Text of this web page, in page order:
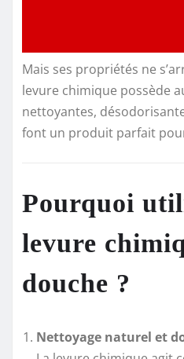
Mais ses propriétés ne
levure chimique possède
nettoyantes,
font un produit parfait
Pourquoi
levure
douche ?
Nettoyage naturel et